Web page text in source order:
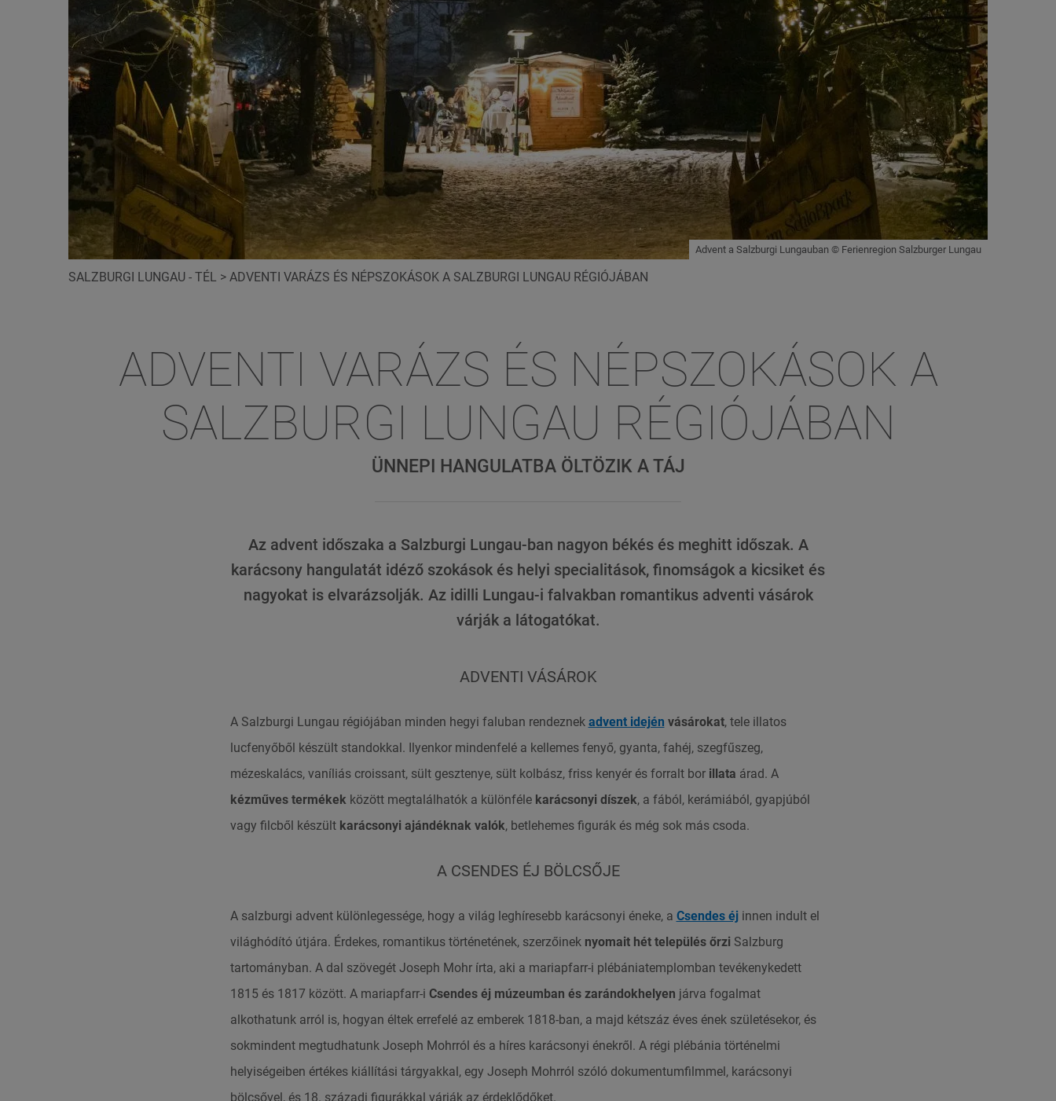
Advent a Salzburgi Lungauban © Ferienregion Salzburger Lungau
SALZBURGI LUNGAU - TÉL > ADVENTI VARÁZS ÉS NÉPSZOKÁSOK A SALZBURGI LUNGAU RÉGIÓJÁBAN
ADVENTI VARÁZS ÉS NÉPSZOKÁSOK A
SALZBURGI LUNGAU RÉGIÓJÁBAN
ÜNNEPI HANGULATBA ÖLTÖZIK A TÁJ
Az advent időszaka a Salzburgi Lungau-ban nagyon békés és meghitt időszak. A
karácsony hangulatát idéző szokások és helyi specialitások, finomságok a kicsiket és
nagyokat is elvarázsolják. Az idilli Lungau-i falvakban romantikus adventi vásárok
várják a látogatókat.
ADVENTI VÁSÁROK
A Salzburgi Lungau régiójában minden hegyi faluban rendeznek advent idején vásárokat, tele illatos
lucfenyőből készült standokkal. Ilyenkor mindenfelé a kellemes fenyő, gyanta, fahéj, szegfűszeg,
mézeskalács, vaníliás croissant, sült gesztenye, sült kolbász, friss kenyér és forralt bor illata árad. A
kézműves termékekközött megtalálhatók a különféle karácsonyi díszek, a fából, kerámiából, gyapjúból
vagy filcből készült karácsonyi ajándéknak valók, betlehemes figurák és még sok más csoda.
A CSENDES ÉJ BÖLCSŐJE
A salzburgi advent különlegessége, hogy a világ leghíresebb karácsonyi éneke, a Csendes éj innen indult el
világhódító útjára. Érdekes, romantikus történetének, szerzőinek nyomait hét település őrziSalzburg
tartományban. A dal szövegét Joseph Mohr írta, aki a mariapfarr-i plébániatemplomban tevékenykedett
1815 és 1817 között. A mariapfarr-i Csendes éj múzeumban és zarándokhelyen járva fogalmat
alkothatunk arról is, hogyan éltek errefelé az emberek 1818-ban, a majd kétszáz éves ének születésekor, és
sokmindent megtudhatunk Joseph Mohrról és a híres karácsonyi énekről. A régi plébánia történelmi
helyiségeiben értékes kiállítási tárgyakkal, egy Joseph Mohrról szóló dokumentumfilmmel, karácsonyi
bölcsővel, és 18. századi figurákkal várják az érdeklődőket.